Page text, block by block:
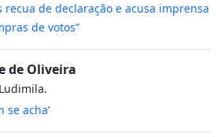
recua de declaração e acusa imprensa
de votos”
de Oliveira
se acha’